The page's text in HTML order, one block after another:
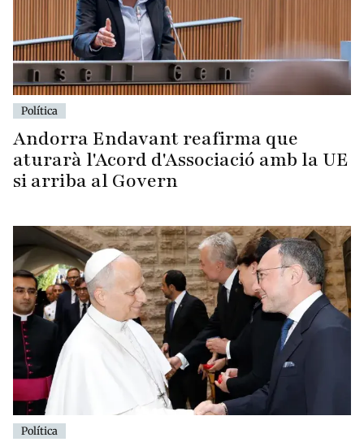
Política
Andorra Endavant reafirma que
aturarà l'Acord d'Associació amb la UE
si arriba al Govern
Política